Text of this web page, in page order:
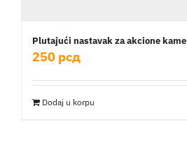
Plutajući nastavak za akcione
250 рсд
Dodaj u korpu